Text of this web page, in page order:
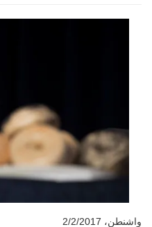
واشنطن، 2/2/2017